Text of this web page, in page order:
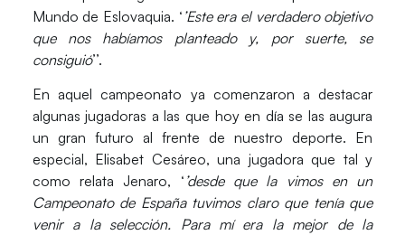
Mundo de Eslovaquia. ‘ ’Este era el verdadero objetivo
que nos habíamos planteado y, por suerte, se
consiguió’’.
En aquel campeonato ya comenzaron a destacar
algunas jugadoras a las que hoy en día se las augura
un gran futuro al frente de nuestro deporte. En
especial, Elisabet Cesáreo, una jugadora que tal y
como relata Jenaro, ‘ ’desde que la vimos en un
Campeonato de España tuvimos claro que tenía que
venir a la selección. Para mí era la mejor de la